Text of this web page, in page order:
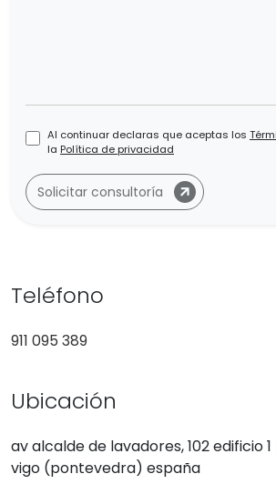
Al continuar declaras que aceptas los
la Política de privacidad
Solicitar consultoría
Teléfono
911 095 389
Ubicación
av alcalde de lavadores, 102 edificio 1
vigo (pontevedra) españa